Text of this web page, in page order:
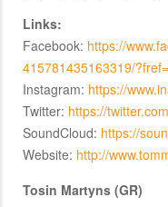
Links:
Facebook: https://
415781435163319/
Instagram: https://
Twitter: https://
SoundCloud: https://
Website: http://
Tosin Martyns (GR)